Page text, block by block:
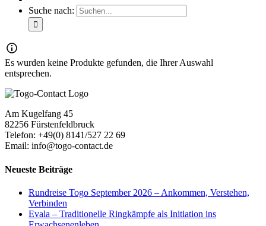
Suche nach:
Es wurden keine Produkte gefunden, die Ihrer Auswahl
entsprechen.
Am Kugelfang 45
82256 Fürstenfeldbruck
Telefon: +49(0) 8141/527 22 69
Email: info@togo-contact.de
Neueste Beiträge
Rundreise Togo September 2026 – Ankommen, Verstehen,
Verbinden
Evala – Traditionelle Ringkämpfe als Initiation ins